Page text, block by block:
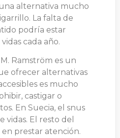
alternativa mucho
La falta de
podría estar
cada año.
Ramström es un
ofrecer alternativas
es mucho
castigar o
En Suecia, el snus
vidas. El resto del
prestar atención.